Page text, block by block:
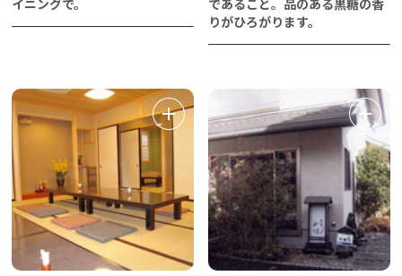
イニングで。
であること。品のある黒糖の香
りがひろがります。